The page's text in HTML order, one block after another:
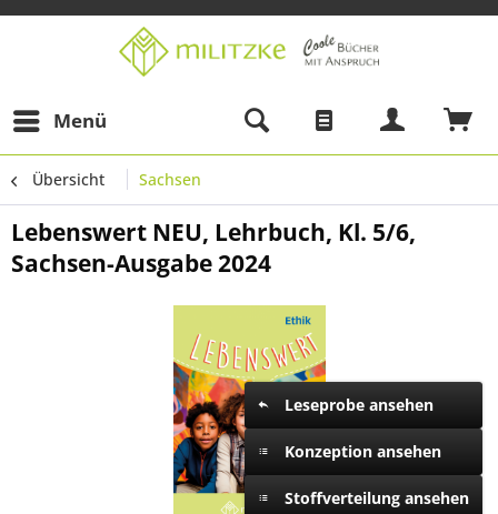
Menü
Übersicht Sachsen
Lebenswert NEU, Lehrbuch, Kl. 5/6,
Sachsen-Ausgabe 2024
Leseprobe ansehen
Konzeption ansehen
Stoffverteilung ansehen